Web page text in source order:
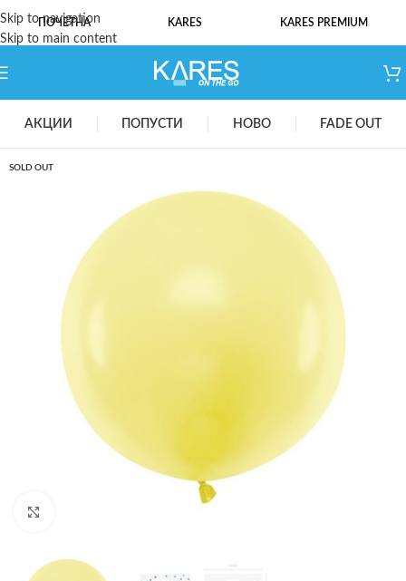
Skip to navigation
Skip to main content
ПОЧЕТНА KARES KARES PREMIUM
АКЦИИ ПОПУСТИ НОВО FADE OUT
SOLD OUT